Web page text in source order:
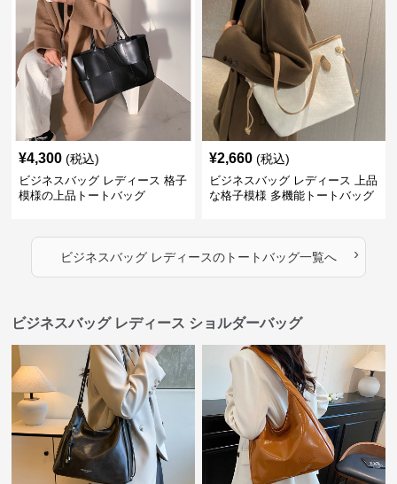
¥4,300 (税込)
ビジネスバッグ レディース 格子
模様の上品トートバッグ
¥2,660 (税込)
ビジネスバッグ レディース 上品
な格子模様 多機能トートバッグ
ビジネスバッグ レディースのトートバッグ一覧へ ›
ビジネスバッグ レディース ショルダーバッグ